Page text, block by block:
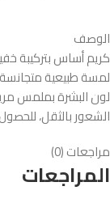
الوصف
كريم أساس بتركيبة
لمسة طبيعية
لون البشرة بملمس
الشعور بالثقل،
مراجعات (0)
المراجعات